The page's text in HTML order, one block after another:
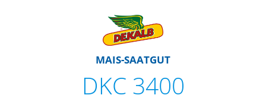
MAIS-SAATGUT
DKC 3400